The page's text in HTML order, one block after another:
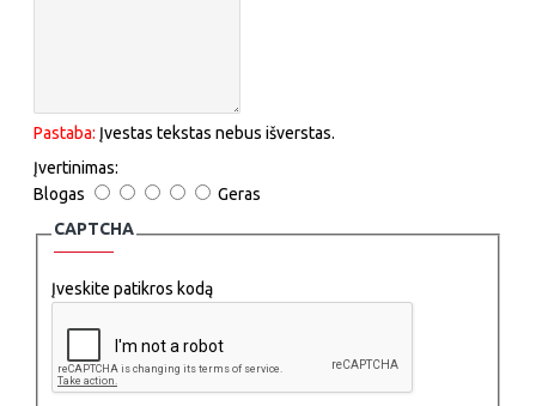
Pastaba: Įvestas tekstas nebus išverstas.
Įvertinimas:
Blogas
Geras
CAPTCHA
Įveskite patikros kodą